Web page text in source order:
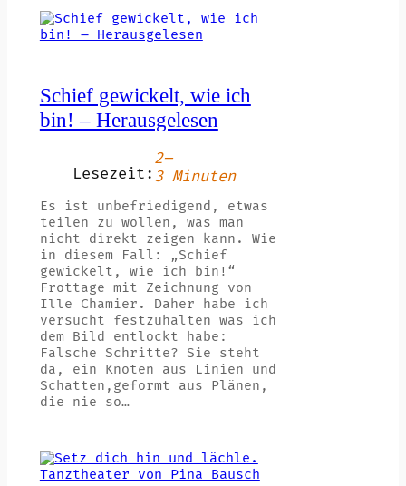
Schief gewickelt, wie ich
bin! – Herausgelesen
Lesezeit:
2–
3 Minuten
Es ist unbefriedigend, etwas
teilen zu wollen, was man
nicht direkt zeigen kann. Wie
in diesem Fall: „Schief
gewickelt, wie ich bin!“
Frottage mit Zeichnung von
Ille Chamier. Daher habe ich
versucht festzuhalten was ich
dem Bild entlockt habe:
Falsche Schritte? Sie steht
da, ein Knoten aus Linien und
Schatten,geformt aus Plänen,
die nie so…